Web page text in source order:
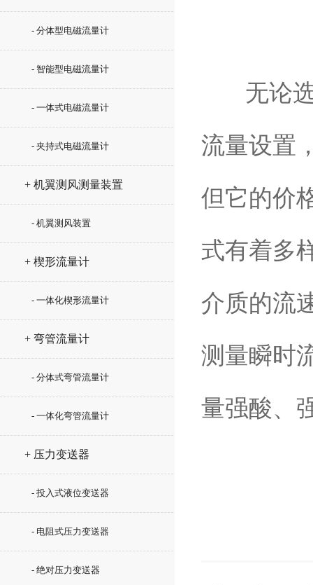
- 分体型电磁流量计
- 智能型电磁流量计
- 一体式电磁流量计
- 夹持式电磁流量计
+ 机翼测风测量装置
- 机翼测风装置
+ 楔形流量计
- 一体化楔形流量计
+ 弯管流量计
- 分体式弯管流量计
- 一体化弯管流量计
+ 压力变送器
- 投入式液位变送器
- 电阻式压力变送器
- 绝对压力变送器
无论选
流量设置
但它的价
式有着多
介质的流
测量瞬时
量强酸、